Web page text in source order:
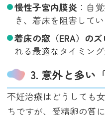
慢性子宮内膜炎 ：自
き、着床を阻害してい
着床の窓（ERA）のズ
れる最適なタイミン
3. 意外と多い
不妊治療はどうしても
ちですが、受精卵の質